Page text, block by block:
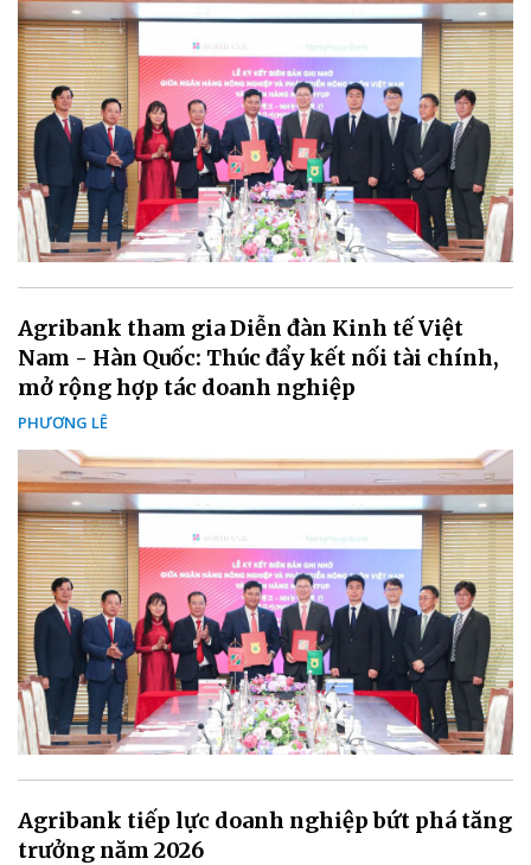
Agribank tham gia Diễn đàn Kinh tế Việt
Nam - Hàn Quốc: Thúc đẩy kết nối tài chính,
mở rộng hợp tác doanh nghiệp
PHƯƠNG LÊ
Agribank tiếp lực doanh nghiệp bứt phá tăng
trưởng năm 2026